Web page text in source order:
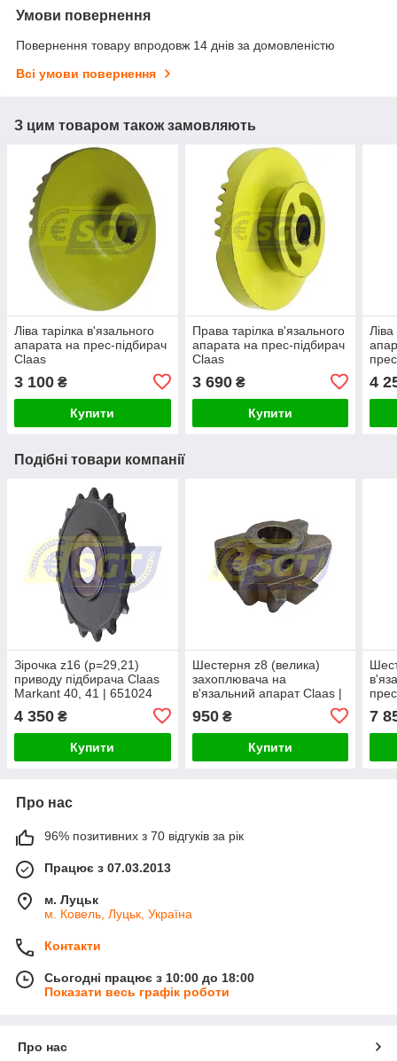
Умови повернення
Повернення товару впродовж 14 днів за домовленістю
Всі умови повернення
З цим товаром також замовляють
Ліва тарілка в'язального
апарата на прес-підбирач
Claas
3 100 ₴
Купити
Права тарілка в'язального
апарата на прес-підбирач
Claas
3 690₴
Купити
4
Подібні товари компанії
Зірочка z16 (p=29,21)
приводу підбирача Claas
Markant 40, 41 | 651024
4 350 ₴
Купити
Шестерня z8 (велика)
захоплювача на
в'язальний апарат Claas |
950₴
Купити
7
Про нас
96% позитивних з 70 відгуків за рік
Працює з 07.03.2013
м. Луцьк
м. Ковель, Луцьк, Україна
Контакти
Сьогодні працює з 10:00 до 18:00
Показати весь графік роботи
Про нас